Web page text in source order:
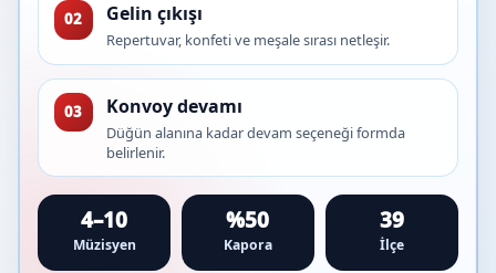
02 Gelin çıkışı
Repertuvar, konfeti ve meşale sırası netleşir.
03 Konvoy devamı
Düğün alanına kadar devam seçeneği formda
belirlenir.
4–10
Müzisyen
%50
Kapora
39
İlçe